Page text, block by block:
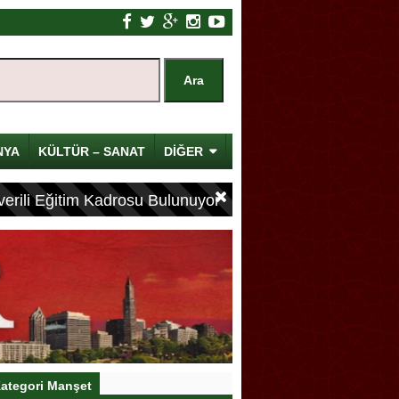
KÜLTÜR – SANAT DİĞER
Eğitim Kadrosu Bulunuyor
Manşet